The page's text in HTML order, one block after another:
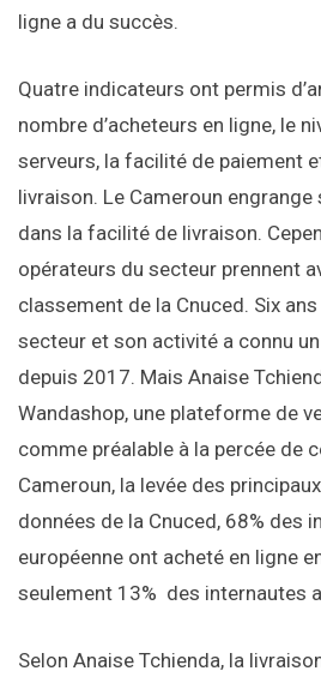
ligne a du succès.
Quatre indicateurs ont permis
nombre d’acheteurs en ligne, le
serveurs, la facilité de paiement
livraison. Le Cameroun
dans la facilité de livraison.
opérateurs du secteur prennent
classement de la Cnuced. Six
secteur et son activité a connu
depuis 2017. Mais Anaise
Wandashop, une plateforme de
comme préalable à la percée de
Cameroun, la levée des
données de la Cnuced, 68% des
européenne ont acheté en ligne
seulement 13% des internautes
Selon Anaise Tchienda, la